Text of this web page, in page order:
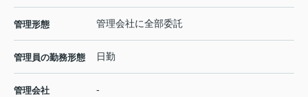
管理形態 管理会社に全部委託
管理員の勤務形態 日勤
管理会社 -